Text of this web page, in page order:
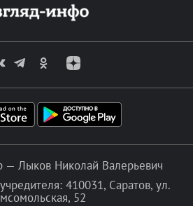
— Лыков Николай Валерьевич
410031, Саратов, ул.
52